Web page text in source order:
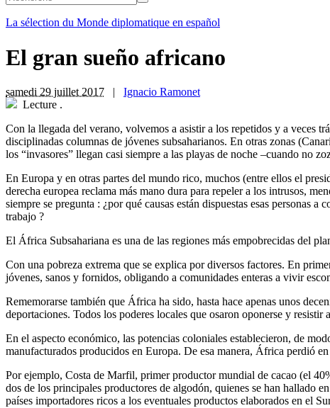
La sélection du Monde diplomatique en español
El gran sueño africano
samedi 29 juillet 2017 | Ignacio Ramonet
Lecture .
Con la llegada del verano, volvemos a asistir a los repetidos y a veces
disciplinadas columnas de jóvenes subsaharianos. En otras zonas
los “invasores” llegan casi siempre a las playas de noche –cuando no
En Europa y en otras partes del mundo rico, muchos (entre ellos el
derecha europea reclama más mano dura para repeler a los intrusos,
siempre se pregunta : ¿por qué causas están dispuestas esas
trabajo ?
El África Subsahariana es una de las regiones más empobrecidas del
Con una pobreza extrema que se explica por diversos factores. En
jóvenes, sanos y fornidos, obligando a comunidades enteras a vivir
Rememorarse también que África ha sido, hasta hace apenas unos
deportaciones. Todos los poderes locales que osaron oponerse y
En el aspecto económico, las potencias coloniales establecieron, de
manufacturados producidos en Europa. De esa manera, África perdió
Por ejemplo, Costa de Marfil, primer productor mundial de cacao (el
dos de los principales productores de algodón, quienes se han hallado
países importadores ricos a los eventuales productos elaborados en el